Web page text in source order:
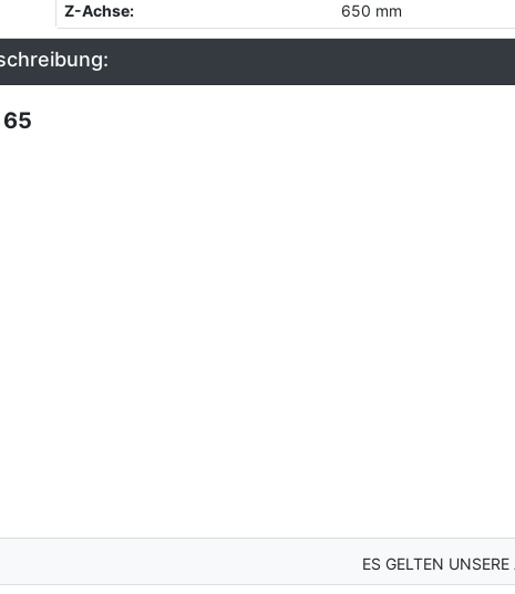
Z-Achse: 650 mm
ES GELTEN UNSERE